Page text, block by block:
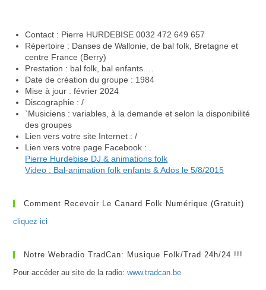
Contact : Pierre HURDEBISE 0032 472 649 657
Répertoire : Danses de Wallonie, de bal folk, Bretagne et
centre France (Berry)
Prestation : bal folk, bal enfants.…
Date de création du groupe : 1984
Mise à jour : février 2024
Discographie : /
`Musiciens : variables, à la demande et selon la disponibilité
des groupes
Lien vers votre site Internet : /
Lien vers votre page Facebook : .
Pierre Hurdebise DJ & animations folk
Video : Bal-animation folk enfants & Ados le 5/8/2015
Comment Recevoir Le Canard Folk Numérique (gratuit)
cliquez ici
Notre Webradio TradCan: Musique Folk/Trad 24h/24 !!!
Pour accéder au site de la radio:www.tradcan.be